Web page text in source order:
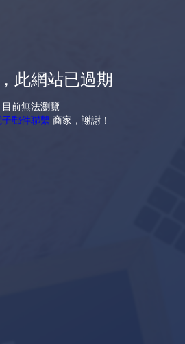
此網站已過期
目前無法瀏覽
子郵件聯繫 商家，謝謝！